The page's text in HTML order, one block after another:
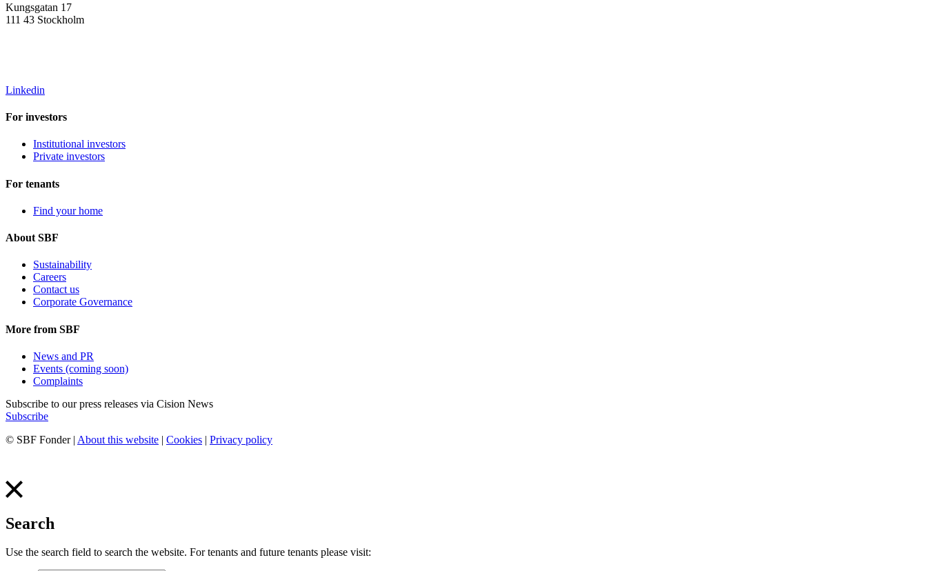
Kungsgatan 17
111 43 Stockholm
Linkedin
For investors
Institutional investors
Private investors
For tenants
Find your home
About SBF
Sustainability
Careers
Contact us
Corporate Governance
More from SBF
News and PR
Events (coming soon)
Complaints
Subscribe to our press releases via Cision News
Subscribe
© SBF Fonder | About this website | Cookies | Privacy policy
Search
Use the search field to search the website. For tenants and future tenants please visit: